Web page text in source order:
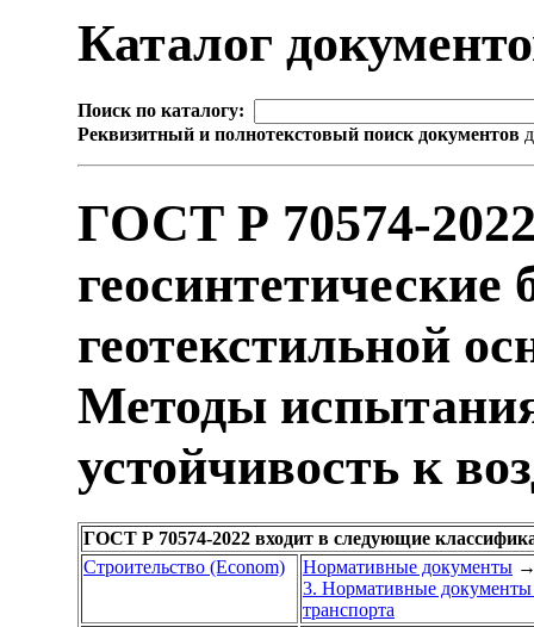
Каталог
Поиск по каталогу:
Реквизитный и полнотекстовый поиск документов
ГОСТ Р 70574-
геотекстильной
Методы
устойчивость к
ГОСТ Р 70574-2022 входит в следующие
Строительство (Econom)
Нормативные документы
3. Нормативные документы
транспорта